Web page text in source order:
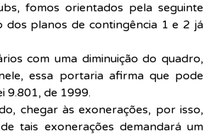
fomos orientados pela seguinte
planos de contingência 1 e 2 já
com uma diminuição do quadro,
essa portaria afirma que pode
9.801, de 1999.
chegar às exonerações, por isso,
tais exonerações demandará um